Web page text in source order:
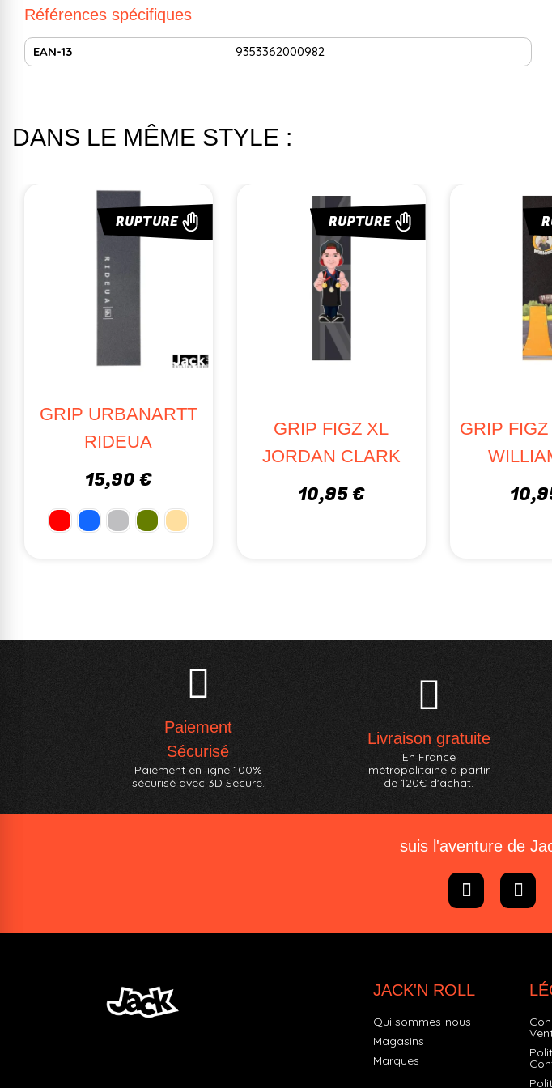
Références spécifiques
EAN-13 9353362000982
DANS LE MÊME STYLE :
RUPTURE
GRIP URBANARTT
RIDEUA
15,90 €
RUPTURE
GRIP FIGZ XL
JORDAN CLARK
10,95 €
GRIP
Paiement
Sécurisé
Paiement en ligne 100%
sécurisé avec 3D Secure.
Livraison gratuite
En France
métropolitaine à partir
de 120€ d'achat.
suis l'aventure de
JACK'N ROLL
Qui sommes-nous
Magasins
Marques